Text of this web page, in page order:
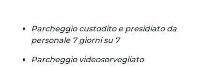
Parcheggio custodito e presidiato da
personale 7 giorni su 7
Parcheggio videosorvegliato